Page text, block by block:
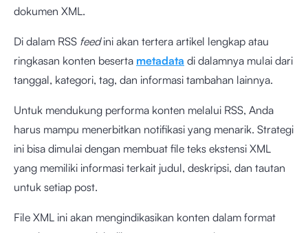
dokumen XML.
Di dalam RSS feedini akan tertera artikel lengkap atau
ringkasan konten beserta metadata di dalamnya mulai dari
tanggal, kategori, tag, dan informasi tambahan lainnya.
Untuk mendukung performa konten melalui RSS, Anda
harus mampu menerbitkan notifikasi yang menarik. Strategi
ini bisa dimulai dengan membuat file teks ekstensi XML
yang memiliki informasi terkait judul, deskripsi, dan tautan
untuk setiap post.
File XML ini akan mengindikasikan konten dalam format